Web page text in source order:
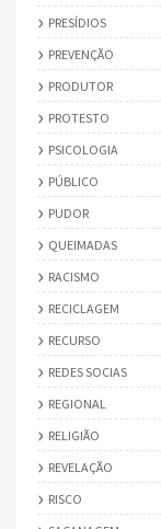
PRESÍDIOS
PREVENÇÃO
PRODUTOR
PROTESTO
PSICOLOGIA
PÚBLICO
PUDOR
QUEIMADAS
RACISMO
RECICLAGEM
RECURSO
REDES SOCIAS
REGIONAL
RELIGIÃO
REVELAÇÃO
RISCO